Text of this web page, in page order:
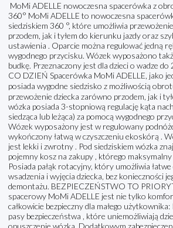
MoMi ADELLE nowoczesna spacerówka z
360° MoMi ADELLE to nowoczesna
siedziskiem 360 °, które umożliwia
przodem, jak i tyłem do kierunku jazdy oraz
ustawienia . Oparcie można regulować jedną
wygodnego przycisku. Wózek wyposażono
budkę. Przeznaczony jest dla dzieci o wadze
CO DZIEŃ Spacerówka MoMi ADELLE, jako
posiada wygodne siedzisko z możliwością
przewożenie dziecka zarówno przodem, jak i
wózka posiada 3-stopniową regulację kąta
siedząca lub leżąca) za pomocą wygodnego
Wózek wyposażony jest w regulowany
wykończony łatwą w czyszczeniu ekoskórą .
jest lekki i zwrotny . Pod siedziskiem wózka
pojemny kosz na zakupy , którego maksymalny
Posiada pałąk rotacyjny, który umożliwia
wsadzenia i wyjęcia dziecka, bez konieczności
demontażu. BEZPIECZEŃSTWO TO
spacerowy MoMi ADELLE jest nie tylko
całkowicie bezpieczny dla małego
pasy bezpieczeństwa , które uniemożliwiają